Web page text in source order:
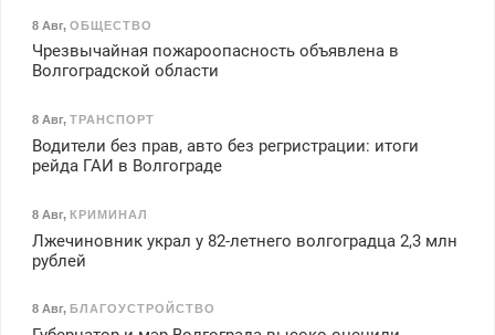
8 Авг, ОБЩЕСТВО
Чрезвычайная пожароопасность объявлена в
Волгоградской области
8 Авг, ТРАНСПОРТ
Водители без прав, авто без регристрации: итоги
рейда ГАИ в Волгограде
8 Авг, КРИМИНАЛ
Лжечиновник украл у 82-летнего волгоградца 2,3 млн
рублей
8 Авг, БЛАГОУСТРОЙСТВО